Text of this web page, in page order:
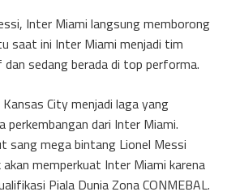
Inter Miami langsung memborong
saat ini Inter Miami menjadi tim
sedang berada di top performa.
City menjadi laga yang
perkembangan dari Inter Miami.
sang mega bintang Lionel Messi
memperkuat Inter Miami karena
Piala Dunia Zona CONMEBAL.